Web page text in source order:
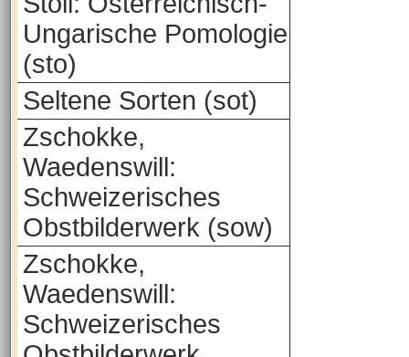
Ungarische Pomologie
(sto)
Seltene Sorten (sot)
Zschokke,
Waedenswill:
Schweizerisches
Obstbilderwerk (sow)
Zschokke,
Waedenswill:
Schweizerisches